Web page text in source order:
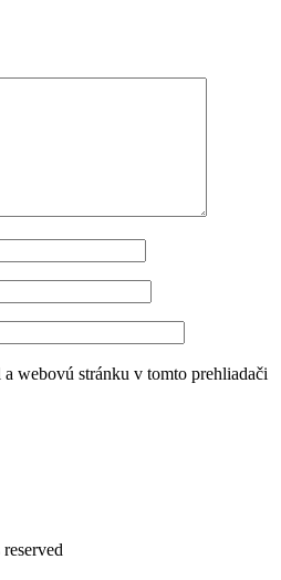
webovú stránku v tomto prehliadači